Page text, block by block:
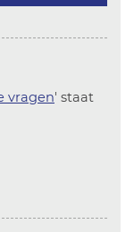
vragen' staat